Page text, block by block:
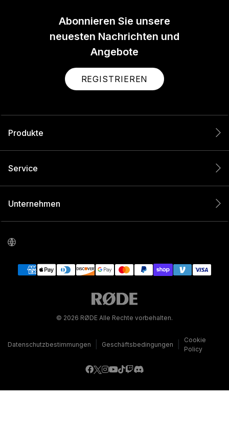
Abonnieren Sie unsere
neuesten Nachrichten und
Angebote
REGISTRIEREN
Produkte
Service
Unternehmen
© 2026 RØDE Alle Rechte vorbehalten.
Datenschutzbestimmungen Geschäftsbedingungen
Cookie
Policy